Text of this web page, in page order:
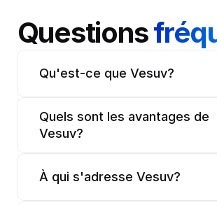
Questions
Qu'est-ce que Vesuv?
Quels sont les avantages de
Vesuv?
À qui s'adresse Vesuv?